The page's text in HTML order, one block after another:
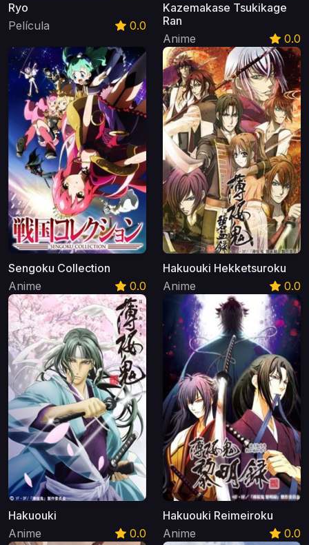
Ryo
Película
0.0
Kazemakase Tsukikage
Ran
Anime
0.0
Sengoku Collection
Anime
0.0
Hakuouki Hekketsuroku
Anime
0.0
Hakuouki
Anime
0.0
Hakuouki Reimeiroku
Anime
0.0